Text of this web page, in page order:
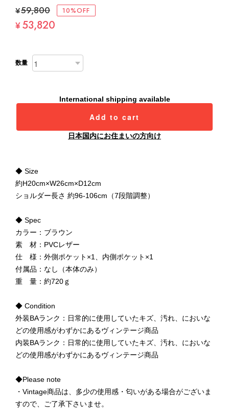
¥59,800 10%OFF
¥53,820
数量
International shipping available
Add to cart
日本国内にお住まいの方向け
◆ Size
約H20cm×W26cm×D12cm
ショルダー長さ 約96-106cm（7段階調整）
◆ Spec
カラー：ブラウン
素 材：PVCレザー
仕 様：外側ポケット×1、内側ポケット×1
付属品：なし（本体のみ）
重 量：約720ｇ
◆ Condition
外装BAランク：日常的に使用していたキズ、汚れ、においな
どの使用感がわずかにあるヴィンテージ商品
内装BAランク：日常的に使用していたキズ、汚れ、においな
どの使用感がわずかにあるヴィンテージ商品
◆Please note
・Vintage商品は、多少の使用感・匂いがある場合がございま
すので、ご了承下さいませ。